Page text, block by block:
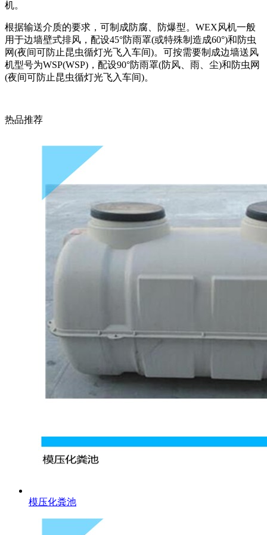
机。
根据输送介质的要求，可制成防腐、防爆型。WEX风机一般
用于边墙壁式排风，配设45°防雨罩(或特殊制造成60°)和防虫
网(夜间可防止昆虫循灯光飞入车间)。可按需要制成边墙送风
机型号为WSP(WSP)，配设90°防雨罩(防风、雨、尘)和防虫网
(夜间可防止昆虫循灯光飞入车间)。
热品推荐
模压化粪池